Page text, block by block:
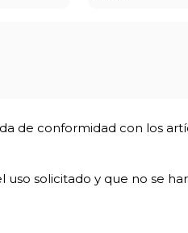
de conformidad con los
solicitado y que no se